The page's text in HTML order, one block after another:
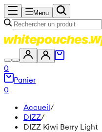
Menu
0
Panier
0
Accueil/
DIZZ/
DIZZ Kiwi Berry Light